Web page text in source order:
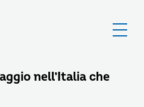
nell’Italia che